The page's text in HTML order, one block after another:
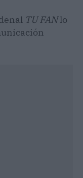
TU FANlo